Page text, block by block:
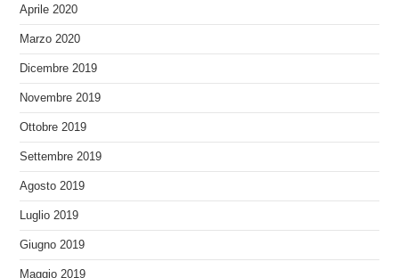
Aprile 2020
Marzo 2020
Dicembre 2019
Novembre 2019
Ottobre 2019
Settembre 2019
Agosto 2019
Luglio 2019
Giugno 2019
Maggio 2019